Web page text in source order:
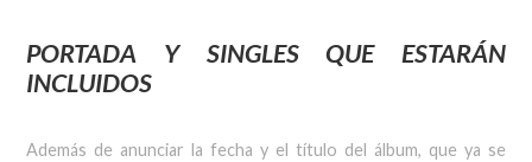
PORTADA Y SINGLES QUE ESTARÁN
INCLUIDOS
Además de anunciar la fecha y el título del álbum, que ya se